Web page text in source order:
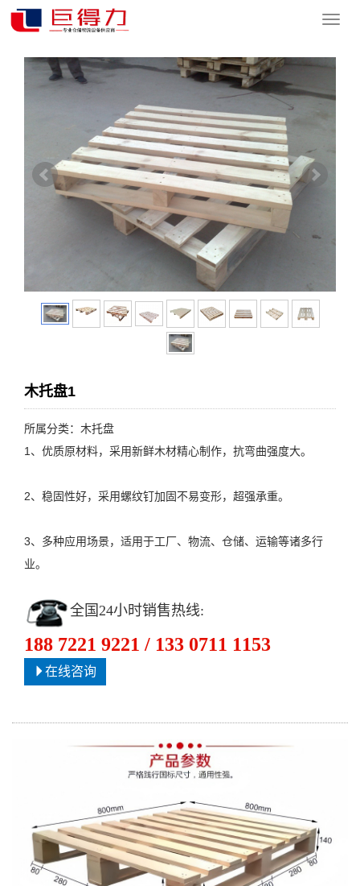
导
菜
您的位置：网站首页
木托盘1
所属分类：木托盘
1、优质原材料，采用新鲜木材精心制作，抗弯曲强度大。
2、稳固性好，采用螺纹钉加固不易变形，超强承重。
3、多种应用场景，适用于工厂、物流、仓储、运输等诸多行
业。
全国24小时销售热线:
188 7221 9221 / 133 0711 1153
在线咨询